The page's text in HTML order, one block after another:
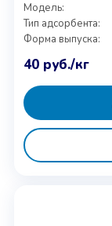
Модель:
Тип адсорбента:
Форма выпуска:
40 руб./кг